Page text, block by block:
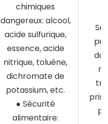
chimiques
dangereux: alcool,
acide sulfurique,
essence, acide
nitrique, toluène,
dichromate de
potassium, etc.
● Sécurité
alimentaire: